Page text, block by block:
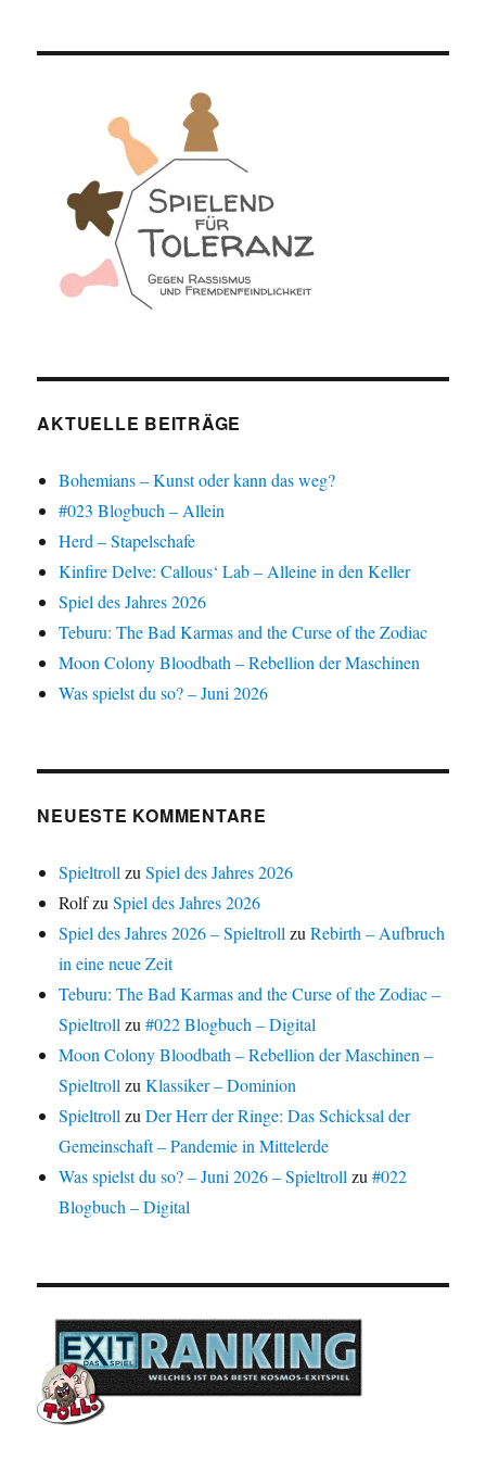
AKTUELLE BEITRÄGE
Bohemians – Kunst oder kann das weg?
#023 Blogbuch – Allein
Herd – Stapelschafe
Kinfire Delve: Callous‘ Lab – Alleine in den Keller
Spiel des Jahres 2026
Teburu: The Bad Karmas and the Curse of the Zodiac
Moon Colony Bloodbath – Rebellion der Maschinen
Was spielst du so? – Juni 2026
NEUESTE KOMMENTARE
Spieltroll zuSpiel des Jahres 2026
RolfzuSpiel des Jahres 2026
Spiel des Jahres 2026 – Spieltroll zuRebirth – Aufbruch
in eine neue Zeit
Teburu: The Bad Karmas and the Curse of the Zodiac –
Spieltroll zu#022 Blogbuch – Digital
Moon Colony Bloodbath – Rebellion der Maschinen –
Spieltroll zuKlassiker – Dominion
Spieltroll zuDer Herr der Ringe: Das Schicksal der
Gemeinschaft – Pandemie in Mittelerde
Was spielst du so? – Juni 2026 – Spieltroll zu#022
Blogbuch – Digital